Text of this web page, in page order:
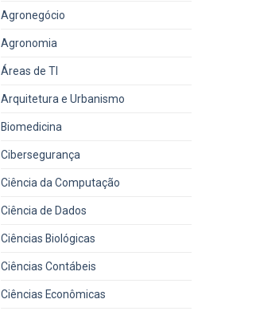
Agronegócio
Agronomia
Áreas de TI
Arquitetura e Urbanismo
Biomedicina
Cibersegurança
Ciência da Computação
Ciência de Dados
Ciências Biológicas
Ciências Contábeis
Ciências Econômicas